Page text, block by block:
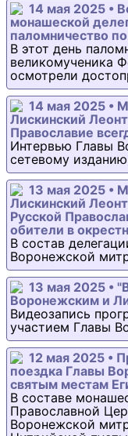
14 мая 2025 •
монашеской
паломничество
В этот день
великомученика
осмотрели
14 мая 2025 •
Лискинский
Православие
Интервью Главы
сетевому
13 мая 2025 •
Лискинский
Русской
обители в
В состав
Воронежской
13 мая 2025 •
Воронежским и
Видеозапись
участием Главы
12 мая 2025 •
поездка Главы
святым местам
В составе
Православной
Воронежской